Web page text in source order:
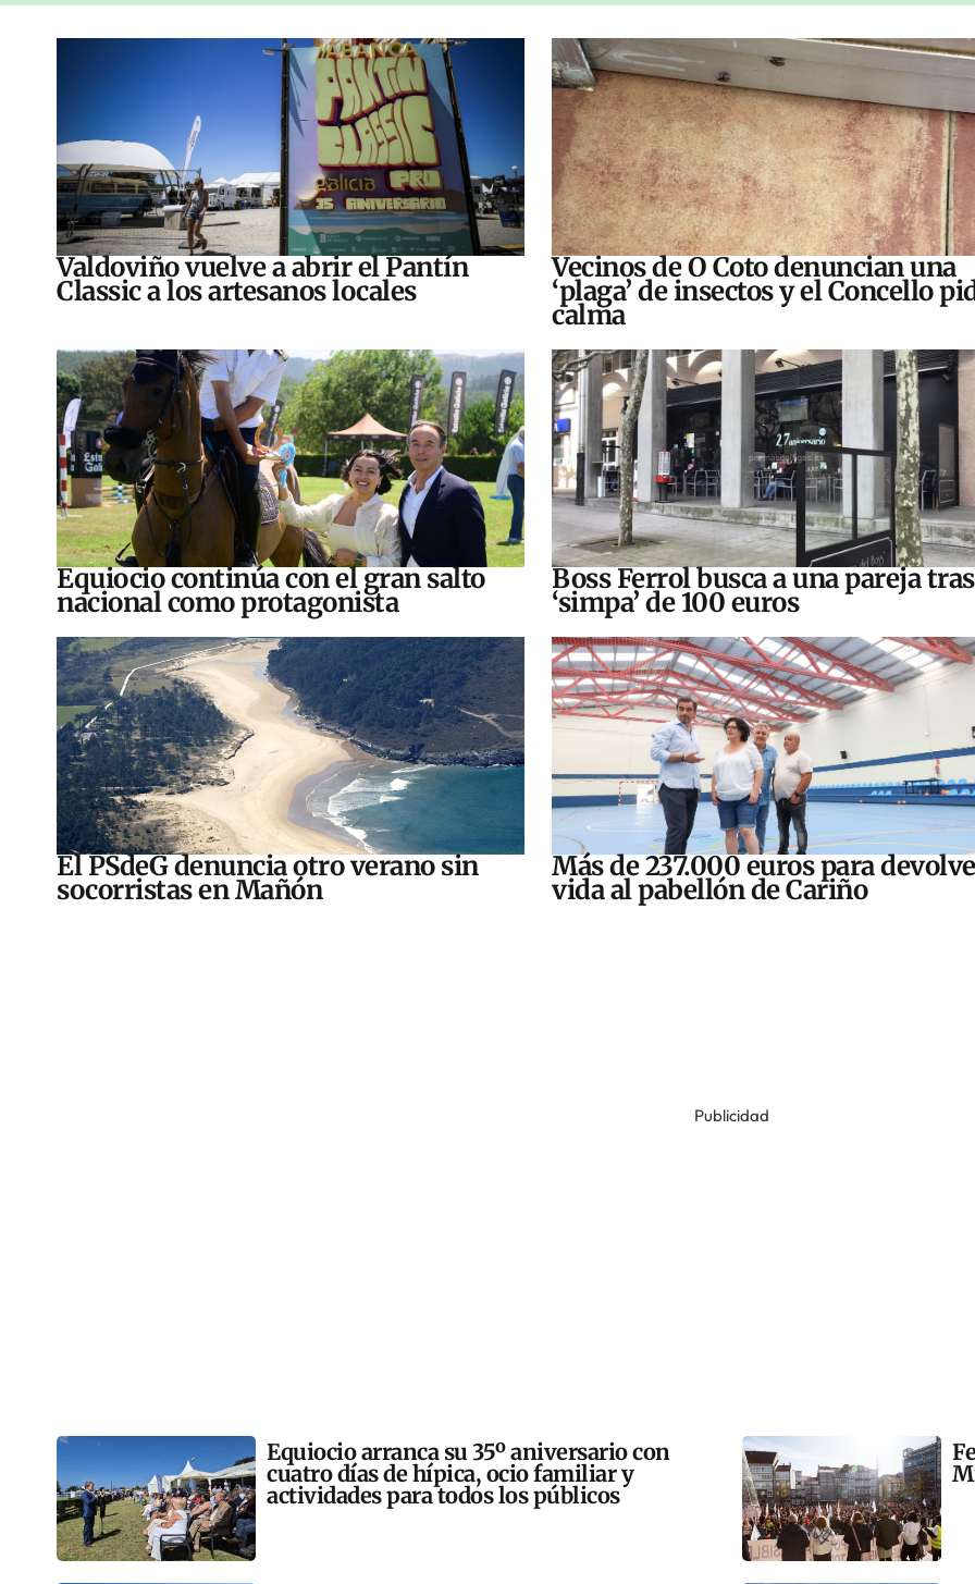
Valdoviño vuelve a abrir el Pantín
Classic a los artesanos locales
Vecinos de O Coto denuncian una
‘plaga’ de insectos y el Concello
calma
Equiocio continúa con el gran salto
nacional como protagonista
Boss Ferrol busca a una pareja
‘simpa’ de 100 euros
El PSdeG denuncia otro verano sin
socorristas en Mañón
Más de 237.000 euros para
vida al pabellón de Cariño
Publicidad
Equiocio arranca su 35º aniversario con
cuatro días de hípica, ocio familiar y
actividades para todos los públicos